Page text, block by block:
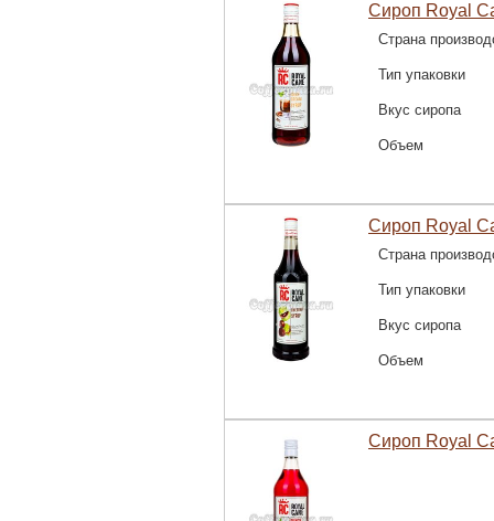
Сироп Royal
Страна
Тип упаковки
Вкус сиропа
Объем
Сироп Royal
Страна
Тип упаковки
Вкус сиропа
Объем
Сироп Royal